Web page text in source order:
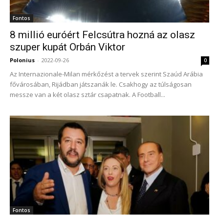
Fontos
8 millió euróért Felcsútra hozná az olasz
szuper kupát Orbán Viktor
Polonius - 2022-09-26 0
Az Internazionale-Milan mérkőzést a tervek szerint Szaúd Arábia
fővárosában, Rijádban játszanák le. Csakhogy az túlságosan
messze van a két olasz sztár csapatnak. A Football...
Fontos